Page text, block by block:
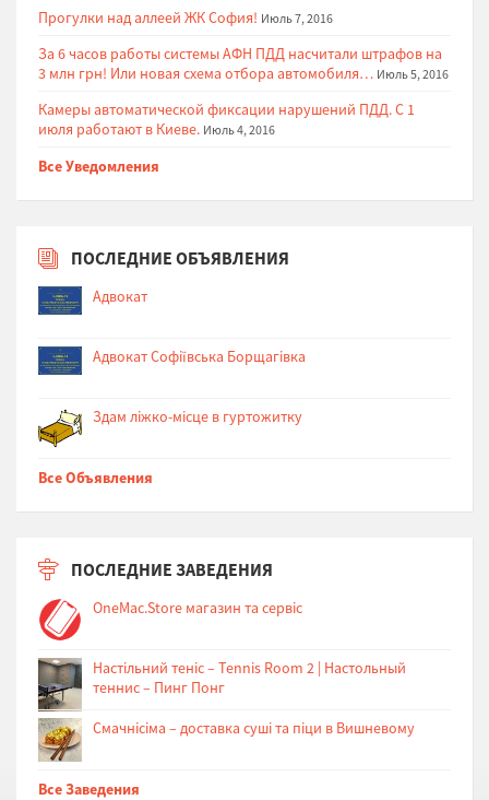
Прогулки над аллеей ЖК София! Июль 7, 2016
За 6 часов работы системы АФН ПДД насчитали штрафов на
3 млн грн! Или новая схема отбора автомобиля… Июль 5, 2016
Камеры автоматической фиксации нарушений ПДД. С 1
июля работают в Киеве. Июль 4, 2016
Все Уведомления
ПОСЛЕДНИЕ ОБЪЯВЛЕНИЯ
Адвокат
Адвокат Софіївська Борщагівка
Здам ліжко-місце в гуртожитку
Все Объявления
ПОСЛЕДНИЕ ЗАВЕДЕНИЯ
OneMac.Store магазин та сервіс
Настільний теніс – Tennis Room 2 | Настольный
теннис – Пинг Понг
Cмачнісіма – доставка суші та піци в Вишневому
Все Заведения